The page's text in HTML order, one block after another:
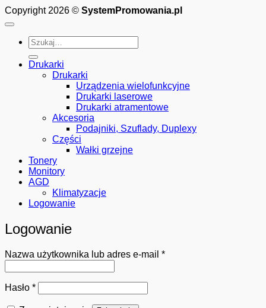
Copyright 2026 © SystemPromowania.pl
Szukaj:
Drukarki
Drukarki
Urządzenia wielofunkcyjne
Drukarki laserowe
Drukarki atramentowe
Akcesoria
Podajniki, Szuflady, Duplexy
Części
Wałki grzejne
Tonery
Monitory
AGD
Klimatyzacje
Logowanie
Logowanie
Nazwa użytkownika lub adres e-mail *Wymagane
Hasło *Wymagane